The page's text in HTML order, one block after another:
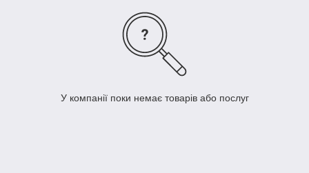
У компанії поки немає товарів або послуг